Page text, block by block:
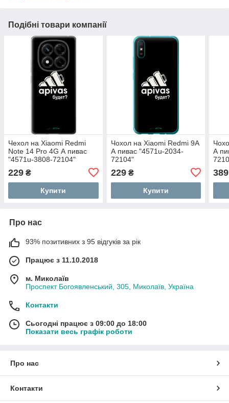
Подібні товари компанії
Чехол на Xiaomi Redmi
Note 14 Pro 4G А пивас
"4571u-3808-72104"
229 ₴
Купити
Чохол на Xiaomi Redmi 9A
А пивас "4571u-2034-
72104"
229₴
Купити
А
389
Про нас
93% позитивних з 95 відгуків за рік
Працює з 11.10.2018
м. Миколаїв
Проспект Богоявленський, 305, Миколаїв, Україна
Контакти
Сьогодні працює з 09:00 до 18:00
Показати весь графік роботи
Про нас
Контакти